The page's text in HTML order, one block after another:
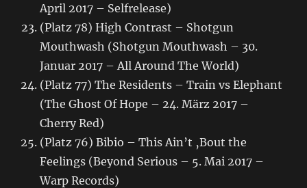
April 2017 – Selfrelease)
(Platz 78) High Contrast – Shotgun
Mouthwash (Shotgun Mouthwash – 30.
Januar 2017 – All Around The World)
(Platz 77) The Residents – Train vs Elephant
(The Ghost Of Hope – 24. März 2017 –
Cherry Red)
(Platz 76) Bibio – This Ain’t ‚Bout the
Feelings (Beyond Serious – 5. Mai 2017 –
Warp Records)